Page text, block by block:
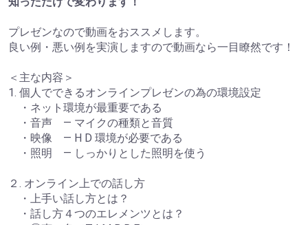
プレゼンなので動画をおススメします。
良い例・悪い例を実演しますので動画なら一目瞭然です！
＜主な内容＞
1. 個人でできるオンラインプレゼンの為の環境設定
・ネット環境が最重要である
・音声 ― マイクの種類と音質
・映像 ― H D 環境が必要である
・照明 ― しっかりとした照明を使う
２. オンライン上での話し方
・上手い話し方とは？
・話し方４つのエレメンツとは？